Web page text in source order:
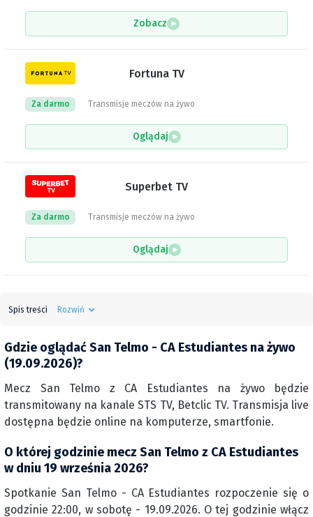
Zobacz
Fortuna TV
Transmisje meczów na żywo
Za darmo
Oglądaj
Superbet TV
Transmisje meczów na żywo
Za darmo
Oglądaj
Spis treści Rozwiń
Gdzie oglądać San Telmo - CA Estudiantes na żywo
(19.09.2026)?
Mecz San Telmo z CA Estudiantes na żywo będzie
transmitowany na kanale STS TV, Betclic TV. Transmisja live
dostępna będzie online na komputerze, smartfonie.
O której godzinie mecz San Telmo z CA Estudiantes
w dniu 19 września 2026?
Spotkanie San Telmo - CA Estudiantes rozpoczenie się o
godzinie 22:00, w sobotę - 19.09.2026. O tej godzinie włącz